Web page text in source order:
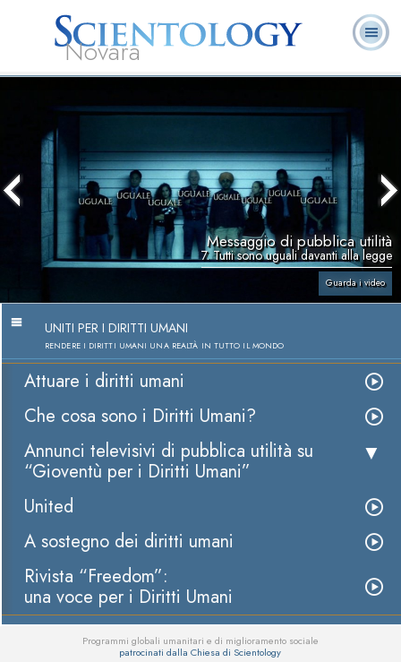
Novara
Messaggio di pubblica utilità
7. Tutti sono uguali davanti alla legge
Guarda i video
UNITI PER I DIRITTI UMANI
RENDERE I DIRITTI UMANI UNA REALTÀ IN TUTTO IL MONDO
Attuare i diritti umani
Che cosa sono i Diritti Umani?
Annunci televisivi di pubblica utilità su
“Gioventù per i Diritti Umani”
United
A sostegno dei diritti umani
Rivista “Freedom”:
una voce per i Diritti Umani
Programmi globali umanitari e di miglioramento sociale
patrocinati dalla Chiesa di Scientology